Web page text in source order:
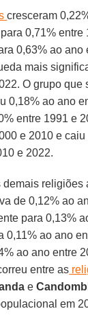
cresceram
0,71% entre
0,63% ao
mais
O grupo que
0,18% ao ano
entre 1991 e
e 2010 e
e 2022.
demais religiões
de 0,12% ao
para 0,13%
0,11% ao ano
ao ano entre
entre as
e
em